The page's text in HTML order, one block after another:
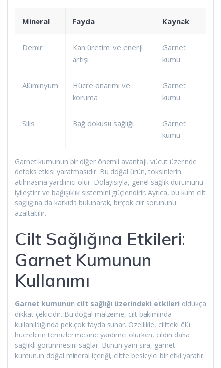
Mineral Fayda Kaynak
Demir
Kan üretimi ve enerji
artışı
Garnet
kumu
Alüminyum
Hücre onarımı ve
koruma
Garnet
kumu
Silis Bağ dokusu sağlığı
Garnet
kumu
Garnet kumunun bir diğer önemli avantajı, vücut üzerinde
detoks etkisi yaratmasıdır. Bu doğal ürün, toksinlerin
atılmasına yardımcı olur. Dolayısıyla, genel sağlık durumunu
iyileştirir ve bağışıklık sistemini güçlendirir. Ayrıca, bu kum cilt
sağlığına da katkıda bulunarak, birçok cilt sorununu
azaltabilir.
Cilt Sağlığına Etkileri:
Garnet Kumunun
Kullanımı
Garnet kumunun cilt sağlığı üzerindeki etkileri oldukça
dikkat çekicidir. Bu doğal malzeme, cilt bakımında
kullanıldığında pek çok fayda sunar. Özellikle, ciltteki ölü
hücrelerin temizlenmesine yardımcı olurken, cildin daha
sağlıklı görünmesini sağlar. Bunun yanı sıra, garnet
kumunun doğal mineral içeriği, ciltte besleyici bir etki yaratır.